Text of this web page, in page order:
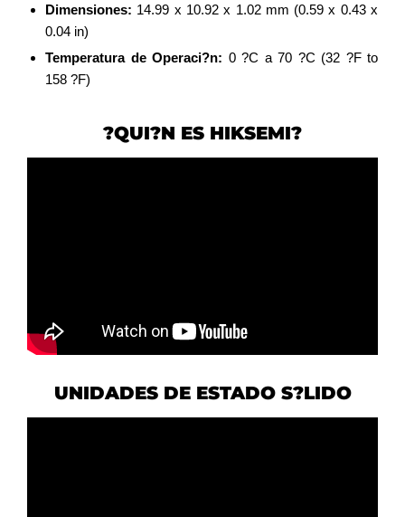
Dimensiones: 14.99 x 10.92 x 1.02 mm (0.59 x 0.43 x
0.04 in)
Temperatura de Operaci?n: 0 ?C a 70 ?C (32 ?F to
158 ?F)
?QUI?N ES HIKSEMI?
UNIDADES DE ESTADO S?LIDO